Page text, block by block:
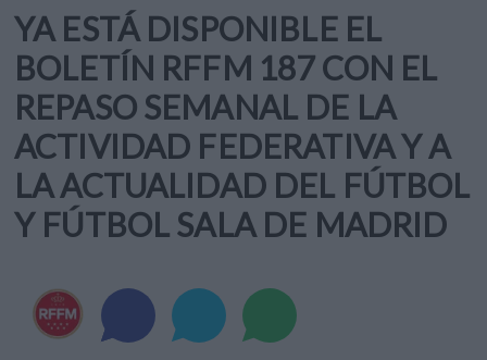
YA ESTÁ DISPONIBLE EL
BOLETÍN RFFM 187 CON EL
REPASO SEMANAL DE LA
ACTIVIDAD FEDERATIVA Y A
LA ACTUALIDAD DEL FÚTBOL
Y FÚTBOL SALA DE MADRID